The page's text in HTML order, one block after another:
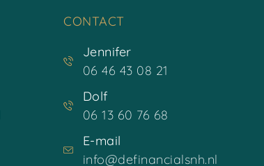
CONTACT
Jennifer
06 46 43 08 21
Dolf
06 13 60 76 68
E-mail
info@definancialsnh.nl